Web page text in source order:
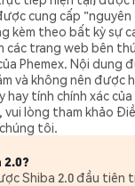
cung cấp "nguyên
kèm theo bất kỳ sự
các trang web bên
Phemex. Nội dung
và không nên được
hay tính chính xác
lòng tham khảo
tôi.
2.0?
Shiba 2.0 đầu tiên